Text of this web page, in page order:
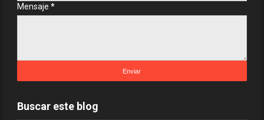
Mensaje *
Buscar este blog